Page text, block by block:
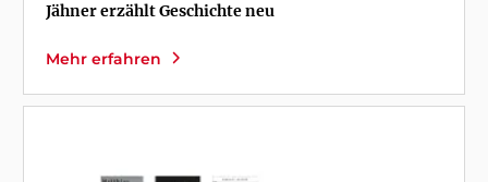
Jähner erzählt Geschichte neu
Mehr erfahren